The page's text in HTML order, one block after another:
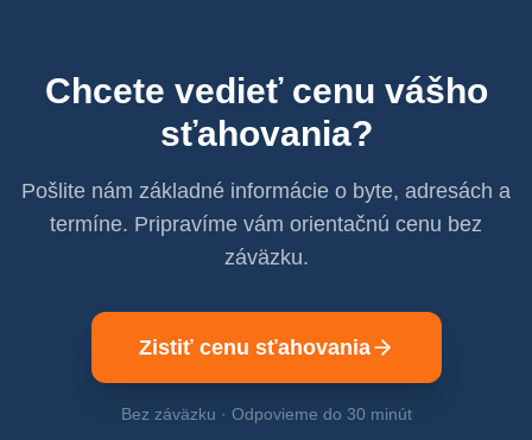
Chcete vedieť cenu vášho
sťahovania?
Pošlite nám základné informácie o byte, adresách a
termíne. Pripravíme vám orientačnú cenu bez
záväzku.
Zistiť cenu sťahovania
Bez záväzku · Odpovieme do 30 minút